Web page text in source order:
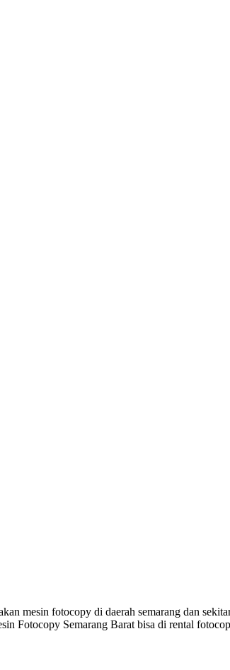
mesin fotocopy di daerah semarang dan
Fotocopy Semarang Barat bisa di rental